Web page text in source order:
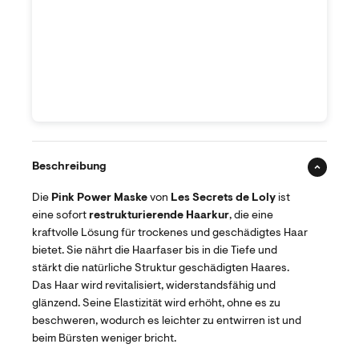
Beschreibung
Die Pink Power Maske von Les Secrets de Loly ist
eine sofort restrukturierende Haarkur, die eine
kraftvolle Lösung für trockenes und geschädigtes Haar
bietet. Sie nährt die Haarfaser bis in die Tiefe und
stärkt die natürliche Struktur geschädigten Haares.
Das Haar wird revitalisiert, widerstandsfähig und
glänzend. Seine Elastizität wird erhöht, ohne es zu
beschweren, wodurch es leichter zu entwirren ist und
beim Bürsten weniger bricht.